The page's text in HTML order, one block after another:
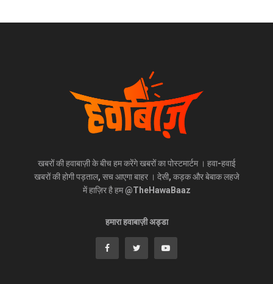
खबरों की हवाबाज़ी के बीच हम करेंगे खबरों का पोस्टमार्टम । हवा-हवाई
खबरों की होगी पड़ताल, सच आएगा बाहर । देसी, कड़क और बेबाक लहजे
में हाज़िर है हम @TheHawaBaaz
हमारा हवाबाज़ी अड्डा